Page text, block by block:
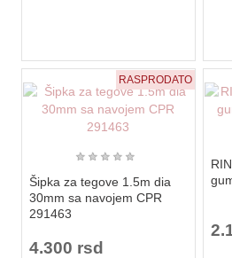
RASPRODATO
★ ★ ★ ★ ★
Šipka za tegove 1.5m dia
30mm sa navojem CPR
291463
4.300 rsd